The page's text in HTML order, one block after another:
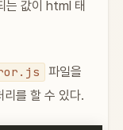
는 값이 html 태
파일을
리를 할 수 있다.